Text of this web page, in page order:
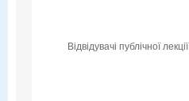
Відвідувачі публічної лекції